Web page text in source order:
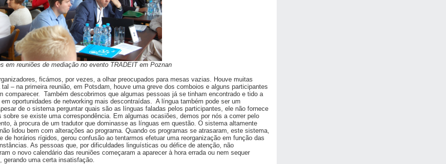
em reuniões de mediação no evento TRADEIT em Poznan
ficámos, por vezes, a olhar preocupados para mesas vazias. Houve muitas
tal – na primeira reunião, em Potsdam, houve uma greve dos comboios e alguns participantes
comparecer. Também descobrimos que algumas pessoas já se tinham encontrado e tido a
em oportunidades de networking mais descontraídas. A língua também pode ser um
de o sistema perguntar quais são as línguas faladas pelos participantes, ele não fornece
sobre se existe uma correspondência. Em algumas ocasiões, demos por nós a correr pelo
à procura de um tradutor que dominasse as línguas em questão. O sistema altamente
lidou bem com alterações ao programa. Quando os programas se atrasaram, este sistema,
de horários rígidos, gerou confusão ao tentarmos efetuar uma reorganização em função das
As pessoas que, por dificuldades linguísticas ou défice de atenção, não
o novo calendário das reuniões começaram a aparecer à hora errada ou nem sequer
gerando uma certa insatisfação.